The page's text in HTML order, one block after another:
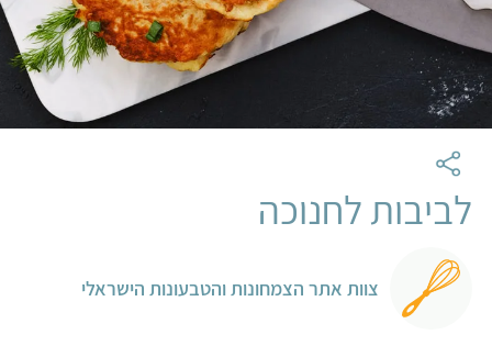
לביבות לחנוכה
צוות אתר הצמחונות והטבעונות הישראלי